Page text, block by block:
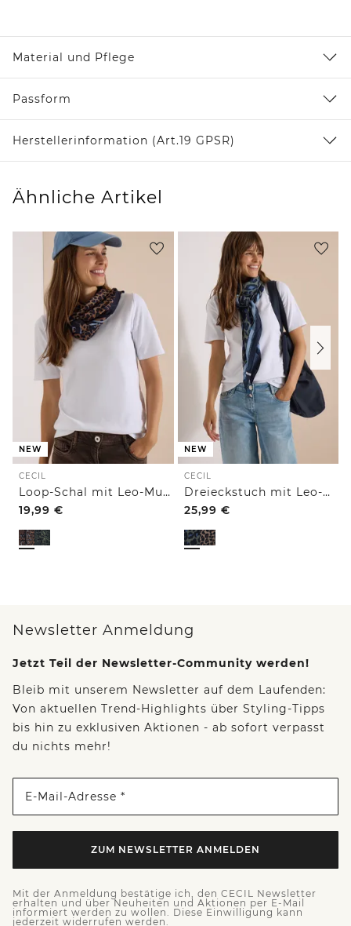
Material und Pflege
Passform
Herstellerinformation (Art.19 GPSR)
Ähnliche Artikel
NEW
CECIL
Loop-Schal mit Leo-Muster
19,99 €
NEW
CECIL
Dreieckstuch mit Leo-Muster
25,99 €
Newsletter Anmeldung
Jetzt Teil der Newsletter-Community werden!
Bleib mit unserem Newsletter auf dem Laufenden:
Von aktuellen Trend-Highlights über Styling-Tipps
bis hin zu exklusiven Aktionen - ab sofort verpasst
du nichts mehr!
E-Mail-Adresse *
ZUM NEWSLETTER ANMELDEN
Mit der Anmeldung bestätige ich, den CECIL Newsletter
erhalten und über Neuheiten und Aktionen per E-Mail
informiert werden zu wollen. Diese Einwilligung kann
jederzeit widerrufen werden.